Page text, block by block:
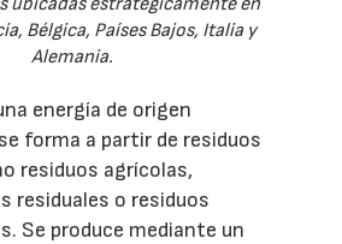
Bélgica, Países Bajos, Italia y
Alemania.
energía de origen
forma a partir de residuos
residuos agrícolas,
residuales o residuos
Se produce mediante un